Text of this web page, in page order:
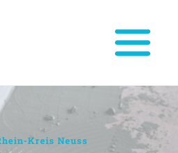
Kreis Neuss